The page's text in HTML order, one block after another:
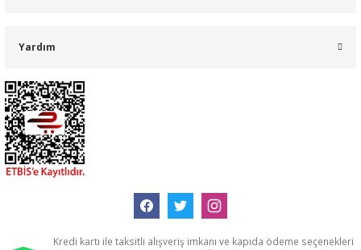
Yardım
Kredi kartı ile taksitli alışveriş imkanı ve kapıda ödeme seçenekleri